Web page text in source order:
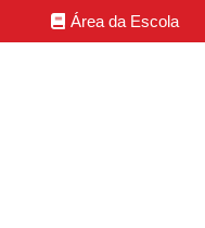
Área da Escola